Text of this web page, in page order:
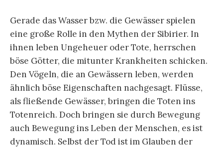
Gerade das Wasser bzw. die Gewässer spielen
eine große Rolle in den Mythen der Sibirier. In
ihnen leben Ungeheuer oder Tote, herrschen
böse Götter, die mitunter Krankheiten schicken.
Den Vögeln, die an Gewässern leben, werden
ähnlich böse Eigenschaften nachgesagt. Flüsse,
als fließende Gewässer, bringen die Toten ins
Totenreich. Doch bringen sie durch Bewegung
auch Bewegung ins Leben der Menschen, es ist
dynamisch. Selbst der Tod ist im Glauben der